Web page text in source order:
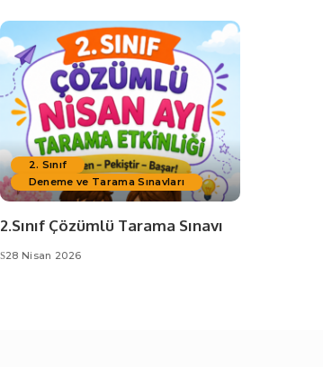
2. Sınıf
Deneme ve Tarama Sınavları
2.Sınıf Çözümlü Tarama Sınavı
28 Nisan 2026